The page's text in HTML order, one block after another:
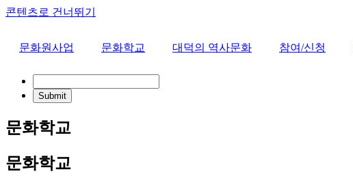
콘텐츠로 건너뛰기
문화원사업 문화학교 대덕의 역사문화 참여/신청
문화학교
문화학교